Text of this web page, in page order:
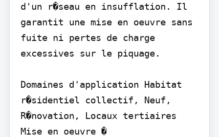
d'un r�seau en insufflation. Il
garantit une mise en oeuvre sans
fuite ni pertes de charge
excessives sur le piquage.
Domaines d'application Habitat
r�sidentiel collectif, Neuf,
R�novation, Locaux tertiaires
Mise en oeuvre �